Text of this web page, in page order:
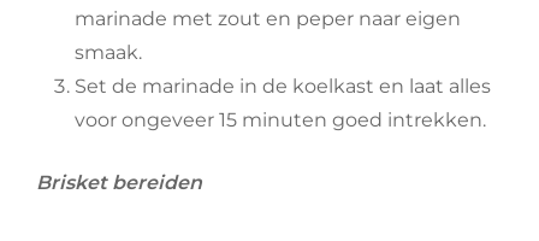
marinade met zout en peper naar eigen
smaak.
Set de marinade in de koelkast en laat alles
voor ongeveer 15 minuten goed intrekken.
Brisket bereiden